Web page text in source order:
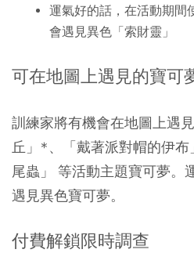
運氣好的話，在活動期間
會遇見異色「索財靈」
可在地圖上遇見的寶可
訓練家將有機會在地圖上遇
丘」*、「戴著派對帽的伊
尾蟲」 等活動主題寶可夢。
遇見異色寶可夢。
付費解鎖限時調查